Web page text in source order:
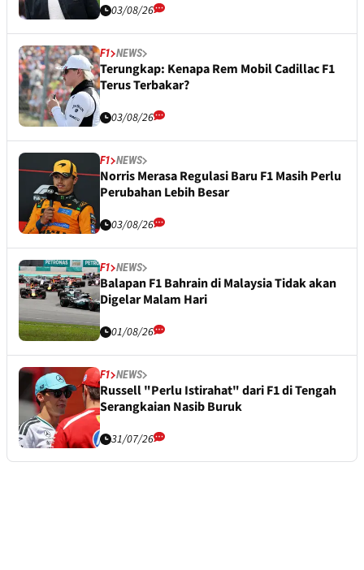
03/08/26
F1 NEWS
Terungkap: Kenapa Rem Mobil Cadillac F1
Terus Terbakar?
03/08/26
F1 NEWS
Norris Merasa Regulasi Baru F1 Masih Perlu
Perubahan Lebih Besar
03/08/26
F1 NEWS
Balapan F1 Bahrain di Malaysia Tidak akan
Digelar Malam Hari
01/08/26
F1 NEWS
Russell "Perlu Istirahat" dari F1 di Tengah
Serangkaian Nasib Buruk
31/07/26